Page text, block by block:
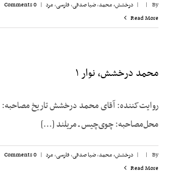
By
|
| درخشش،‌ محمد,ضیا صدقی,فارسی,مرد |
0 Comments
Read More
محمد درخشش، نوار ۱
محل‌مصاحبه: چوی‌چیس ـ مریلند [...]
By
|
| درخشش،‌ محمد,ضیا صدقی,فارسی,مرد |
0 Comments
Read More